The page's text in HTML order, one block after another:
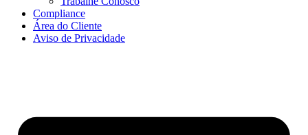
Compliance
Área do Cliente
Aviso de Privacidade